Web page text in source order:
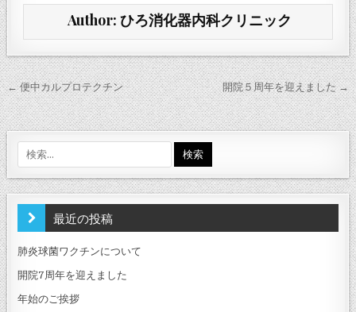
Author: ひろ消化器内科クリニック
投
稿
ナ
ビ
ゲ
ー
シ
ョ
ン
← 便中カルプロテクチン 開院５周年を迎えました →
索:
最近の投稿
肺炎球菌ワクチンについて
開院7周年を迎えました
年始のご挨拶